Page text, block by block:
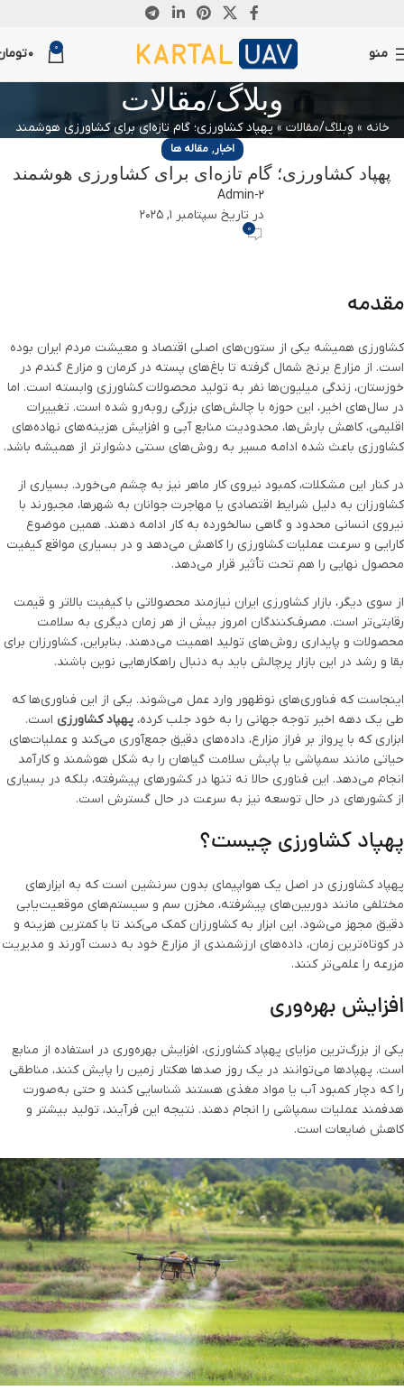
منو 0
0
وبلاگ/مقالات
خانه » وبلاگ/مقالات »پهپاد کشاورزی؛ گام تازه‌ای برای کشاورزی هوشمند
اخبار,مقاله ها
پهپاد کشاورزی؛ گام تازه‌ای برای کشاورزی هوشمند
Admin-2
در تاریخ سپتامبر 1, 2025
0
مقدمه
کشاورزی همیشه یکی از ستون‌های اصلی اقتصاد و معیشت مردم ایران بوده
است. از مزارع برنج شمال گرفته تا باغ‌های پسته در کرمان و مزارع گندم در
خوزستان، زندگی میلیون‌ها نفر به تولید محصولات کشاورزی وابسته است. اما
در سال‌های اخیر، این حوزه با چالش‌های بزرگی روبه‌رو شده است. تغییرات
اقلیمی، کاهش بارش‌ها، محدودیت منابع آبی و افزایش هزینه‌های نهاده‌های
کشاورزی باعث شده ادامه مسیر به روش‌های سنتی دشوارتر از همیشه باشد.
در کنار این مشکلات، کمبود نیروی کار ماهر نیز به چشم می‌خورد. بسیاری از
کشاورزان به دلیل شرایط اقتصادی یا مهاجرت جوانان به شهرها، مجبورند با
نیروی انسانی محدود و گاهی سالخورده به کار ادامه دهند. همین موضوع
کارایی و سرعت عملیات کشاورزی را کاهش می‌دهد و در بسیاری مواقع کیفیت
محصول نهایی را هم تحت تأثیر قرار می‌دهد.
از سوی دیگر، بازار کشاورزی ایران نیازمند محصولاتی با کیفیت بالاتر و قیمت
رقابتی‌تر است. مصرف‌کنندگان امروز بیش از هر زمان دیگری به سلامت
محصولات و پایداری روش‌های تولید اهمیت می‌دهند. بنابراین، کشاورزان برای
بقا و رشد در این بازار پرچالش باید به دنبال راهکارهایی نوین باشند.
اینجاست که فناوری‌های نوظهور وارد عمل می‌شوند. یکی از این فناوری‌ها که
طی یک دهه اخیر توجه جهانی را به خود جلب کرده، پهپاد کشاورزی است.
ابزاری که با پرواز بر فراز مزارع، داده‌های دقیق جمع‌آوری می‌کند و عملیات‌های
حیاتی مانند سمپاشی یا پایش سلامت گیاهان را به شکل هوشمند و کارآمد
انجام می‌دهد. این فناوری حالا نه تنها در کشورهای پیشرفته، بلکه در بسیاری
از کشورهای در حال توسعه نیز به سرعت در حال گسترش است.
پهپاد کشاورزی چیست؟
پهپاد کشاورزی در اصل یک هواپیمای بدون سرنشین است که به ابزارهای
مختلفی مانند دوربین‌های پیشرفته، مخزن سم و سیستم‌های موقعیت‌یابی
دقیق مجهز می‌شود. این ابزار به کشاورزان کمک می‌کند تا با کمترین هزینه و
در کوتاه‌ترین زمان، داده‌های ارزشمندی از مزارع خود به دست آورند و مدیریت
مزرعه را علمی‌تر کنند.
افزایش بهره‌وری
یکی از بزرگ‌ترین مزایای پهپاد کشاورزی، افزایش بهره‌وری در استفاده از منابع
است. پهپادها می‌توانند در یک روز صدها هکتار زمین را پایش کنند، مناطقی
را که دچار کمبود آب یا مواد مغذی هستند شناسایی کنند و حتی به‌صورت
هدفمند عملیات سمپاشی را انجام دهند. نتیجه این فرآیند، تولید بیشتر و
کاهش ضایعات است.